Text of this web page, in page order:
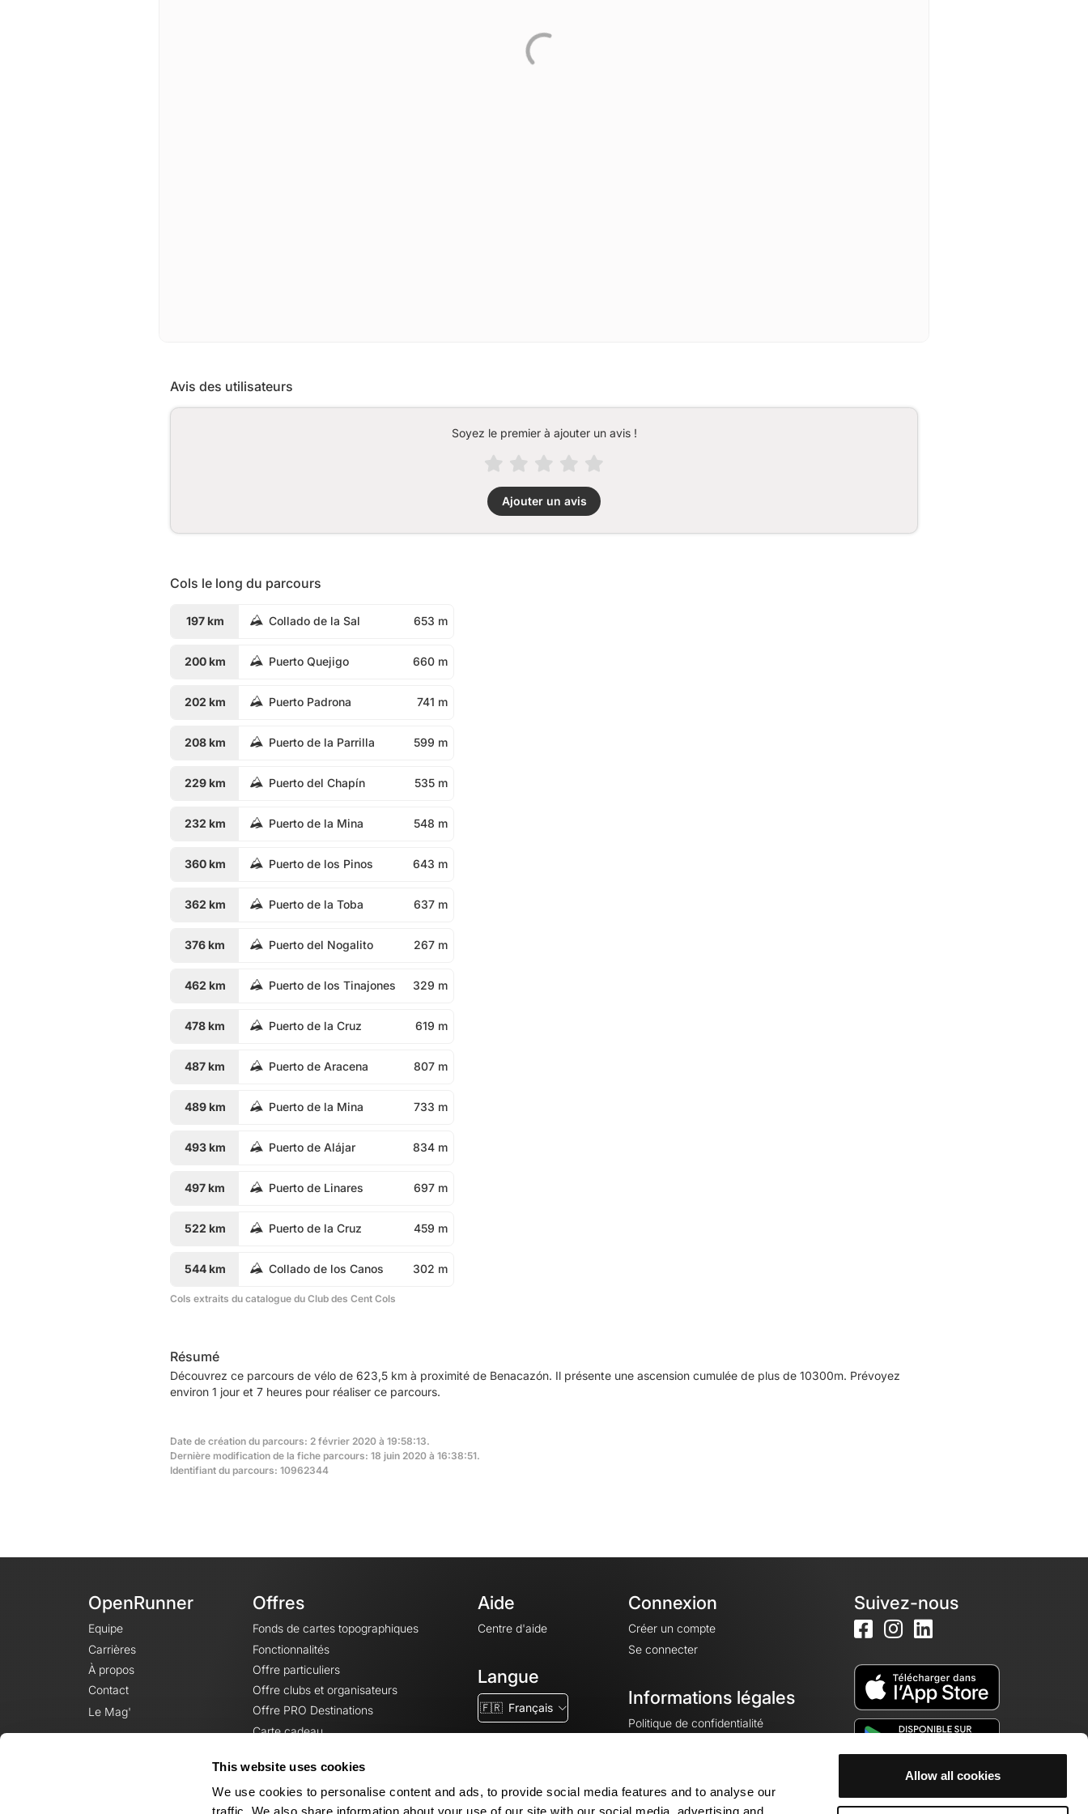
This website uses cookies
We use cookies to personalise content and ads, to provide social media features and to analyse our
Allow all cookies
Avis des utilisateurs
Soyez le premier à ajouter un avis !
Ajouter un avis
Cols le long du parcours
197 km Collado de la Sal 653 m
200 km Puerto Quejigo 660 m
202 km Puerto Padrona 741 m
208 km Puerto de la Parrilla 599 m
229 km Puerto del Chapín 535 m
232 km Puerto de la Mina 548 m
360 km Puerto de los Pinos 643 m
362 km Puerto de la Toba 637 m
376 km Puerto del Nogalito 267 m
462 km Puerto de los Tinajones 329 m
478 km Puerto de la Cruz 619 m
487 km Puerto de Aracena 807 m
489 km Puerto de la Mina 733 m
493 km Puerto de Alájar 834 m
497 km Puerto de Linares 697 m
522 km Puerto de la Cruz 459 m
544 km Collado de los Canos 302 m
Cols extraits du catalogue du Club des Cent Cols
Résumé
Découvrez ce parcours de vélo de 623,5 km à proximité de Benacazón. Il présente une ascension cumulée de plus de 10300m. Prévoyez
environ 1 jour et 7 heures pour réaliser ce parcours.
Date de création du parcours: 2 février 2020 à 19:58:13.
Dernière modification de la fiche parcours: 18 juin 2020 à 16:38:51.
Identifiant du parcours: 10962344
OpenRunner
Equipe
Carrières
À propos
Contact
Le Mag'
Offres
Fonds de cartes topographiques
Fonctionnalités
Offre particuliers
Offre clubs et organisateurs
Offre PRO Destinations
Carte cadeau
Aide
Centre d'aide
Langue
🇫🇷 Français
Connexion
Créer un compte
Se connecter
Informations légales
Politique de confidentialité
Mentions légales
Paramètres des cookies
Suivez-nous